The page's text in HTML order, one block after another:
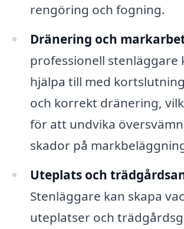
rengöring och fogning.
Dränering och
professionell stenläggare
hjälpa till med
och korrekt dränering,
för att undvika
skador på
Uteplats och
Stenläggare kan skapa
uteplatser och